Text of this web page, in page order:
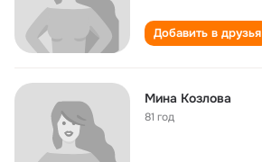
Добавить в друзья
Мина Козлова
81 год